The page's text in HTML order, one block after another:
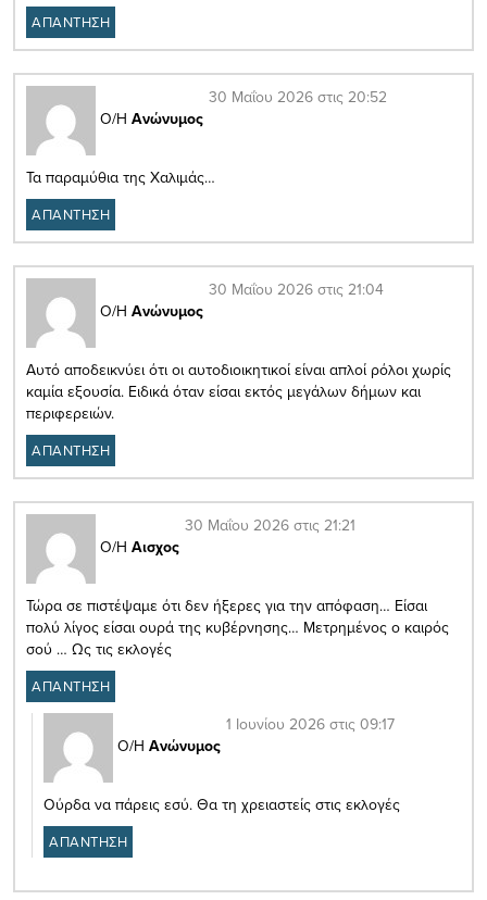
ΑΠΑΝΤΗΣΗ
Ο/Η Ανώνυμος
30 Μαΐου 2026 στις 20:52
Τα παραμύθια της Χαλιμάς…
ΑΠΑΝΤΗΣΗ
Ο/Η Ανώνυμος
30 Μαΐου 2026 στις 21:04
Αυτό αποδεικνύει ότι οι αυτοδιοικητικοί είναι απλοί ρόλοι χωρίς
καμία εξουσία. Ειδικά όταν είσαι εκτός μεγάλων δήμων και
περιφερειών.
ΑΠΑΝΤΗΣΗ
Ο/Η Αισχος
30 Μαΐου 2026 στις 21:21
Τώρα σε πιστέψαμε ότι δεν ήξερες για την απόφαση… Είσαι
πολύ λίγος είσαι ουρά της κυβέρνησης… Μετρημένος ο καιρός
σού … Ως τις εκλογές
ΑΠΑΝΤΗΣΗ
Ο/Η Ανώνυμος
1 Ιουνίου 2026 στις 09:17
Ούρδα να πάρεις εσύ. Θα τη χρειαστείς στις εκλογές
ΑΠΑΝΤΗΣΗ